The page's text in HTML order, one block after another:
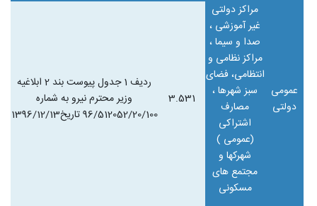
عمومی
دولتی
مراکز دولتی
غیر آموزشی ،
صدا و سیما ،
مراکز نظامی و
انتظامی، فضای
سبز شهرها ،
مصارف
اشتراکی
(عمومی )
شهرکها و
مجتمع های
مسکونی
3.531
ردیف 1 جدول پیوست بند 2 ابلاغیه
وزیر محترم نیرو به شماره
96/512052/20/100 تاریخ1396/12/13